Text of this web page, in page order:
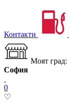
Контакти
Моят град:
София
0
♡